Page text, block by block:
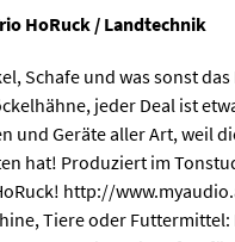
HoRuck / Landtechnik
Schafe und was sonst
jeder Deal ist
und Geräte aller Art, weil
hat! Produziert im
http://
Tiere oder